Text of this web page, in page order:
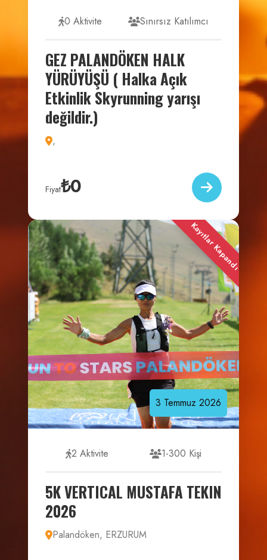
0 Aktivite Sınırsız Katılımcı
GEZ PALANDÖKEN HALK
YÜRÜYÜŞÜ ( Halka Açık
Etkinlik Skyrunning yarışı
değildir.)
,
Fiyat₺0
Kayıtlar Kapandı
3 Temmuz 2026
2 Aktivite 1-300 Kişi
5K VERTICAL MUSTAFA TEKIN
2026
Palandöken, ERZURUM